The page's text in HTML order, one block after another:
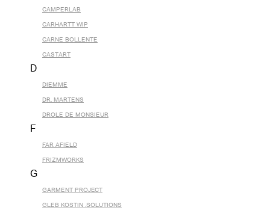
CAMPERLAB
CARHARTT WIP
CARNE BOLLENTE
CASTART
D
DIEMME
DR. MARTENS
DROLE DE MONSIEUR
F
FAR AFIELD
FRIZMWORKS
G
GARMENT PROJECT
GLEB KOSTIN .SOLUTIONS